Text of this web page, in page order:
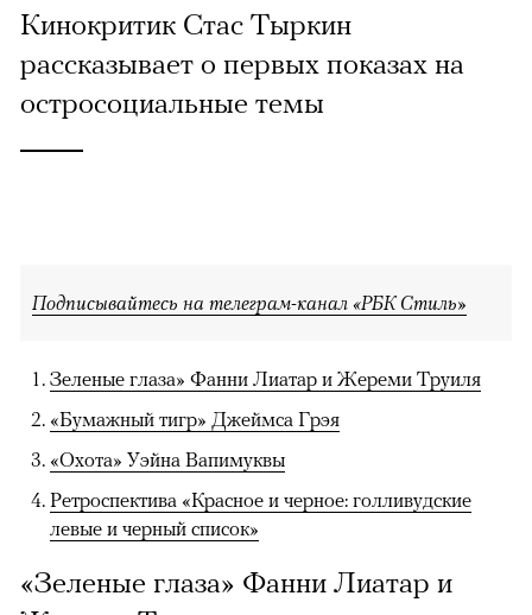
Кинокритик Стас Тыркин
рассказывает о первых показах на
остросоциальные темы
Подписывайтесь на телеграм-канал «РБК Стиль»
Зеленые глаза» Фанни Лиатар и Жереми Труиля
«Бумажный тигр» Джеймса Грэя
«Охота» Уэйна Вапимуквы
Ретроспектива «Красное и черное: голливудские
левые и черный список»
«Зеленые глаза» Фанни Лиатар и